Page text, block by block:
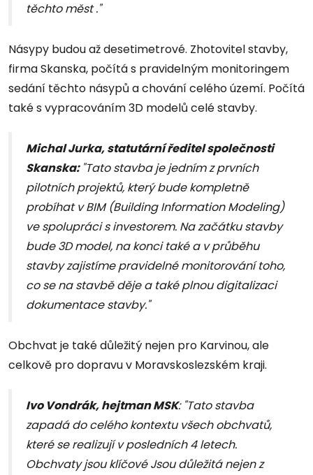
těchto měst ."
Násypy budou až desetimetrové. Zhotovitel stavby,
firma Skanska, počítá s pravidelným monitoringem
sedání těchto násypů a chování celého území. Počítá
také s vypracováním 3D modelů celé stavby.
Michal Jurka, statutární ředitel společnosti
Skanska: "Tato stavba je jedním z prvních
pilotních projektů, který bude kompletně
probíhat v BIM (Building Information Modeling)
ve spolupráci s investorem. Na začátku stavby
bude 3D model, na konci také a v průběhu
stavby zajistíme pravidelné monitorování toho,
co se na stavbě děje a také plnou digitalizaci
dokumentace stavby."
Obchvat je také důležitý nejen pro Karvinou, ale
celkově pro dopravu v Moravskoslezském kraji.
Ivo Vondrák, hejtman MSK: "Tato stavba
zapadá do celého kontextu všech obchvatů,
které se realizují v posledních 4 letech.
Obchvaty jsou klíčové Jsou důležitá nejen z